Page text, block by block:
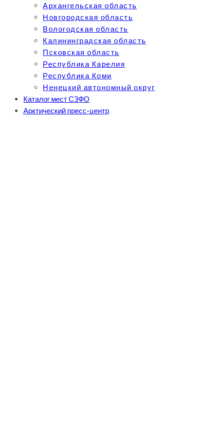
Архангельская область
Новгородская область
Вологодская область
Калининградская область
Псковская область
Республика Карелия
Республика Коми
Ненецкий автономный округ
Каталог мест СЗФО
Арктический пресс-центр